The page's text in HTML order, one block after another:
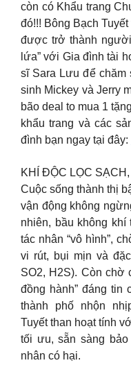
còn có Khẩu trang
đó!!! Bông Bạch
được trở thành
lứa” với Gia đình tài
sĩ Sara Lưu để chăm
sinh Mickey và Jerry
bão deal to mua 1
khẩu trang và các
đình bạn ngay tại đây:
KHÍ ĐỘC LỌC
Cuộc sống thành thị
vận động không
nhiên, bầu không
tác nhân “vô hình”,
vi rút, bụi mịn và
SO2, H2S). Còn chờ
đồng hành” đáng tin
thành phố nhộn
Tuyết than hoạt tính
tối ưu, sẵn sàng
nhân có hại.